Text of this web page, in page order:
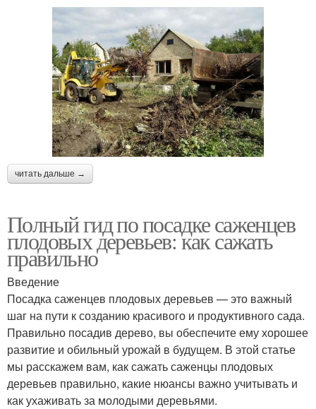
читать дальше →
Полный гид по посадке саженцев
плодовых деревьев: как сажать
правильно
Введение
Посадка саженцев плодовых деревьев — это важный
шаг на пути к созданию красивого и продуктивного сада.
Правильно посадив дерево, вы обеспечите ему хорошее
развитие и обильный урожай в будущем. В этой статье
мы расскажем вам, как сажать саженцы плодовых
деревьев правильно, какие нюансы важно учитывать и
как ухаживать за молодыми деревьями.